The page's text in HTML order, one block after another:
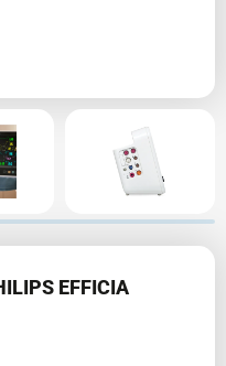
EFFICIA